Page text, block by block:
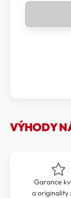
-
VÝHODY
Garance
a originality